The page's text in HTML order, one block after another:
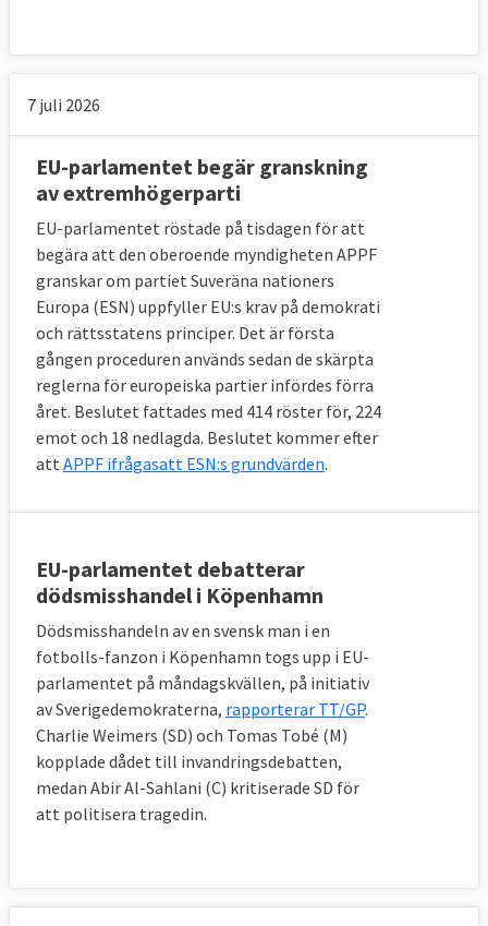
7 juli 2026
EU-parlamentet begär granskning
av extremhögerparti
EU-parlamentet röstade på tisdagen för att
begära att den oberoende myndigheten APPF
granskar om partiet Suveräna nationers
Europa (ESN) uppfyller EU:s krav på demokrati
och rättsstatens principer. Det är första
gången proceduren används sedan de skärpta
reglerna för europeiska partier infördes förra
året. Beslutet fattades med 414 röster för, 224
emot och 18 nedlagda. Beslutet kommer efter
att APPF ifrågasatt ESN:s grundvärden.
EU-parlamentet debatterar
dödsmisshandel i Köpenhamn
Dödsmisshandeln av en svensk man i en
fotbolls-fanzon i Köpenhamn togs upp i EU-
parlamentet på måndagskvällen, på initiativ
av Sverigedemokraterna, rapporterar TT/GP.
Charlie Weimers (SD) och Tomas Tobé (M)
kopplade dådet till invandringsdebatten,
medan Abir Al-Sahlani (C) kritiserade SD för
att politisera tragedin.